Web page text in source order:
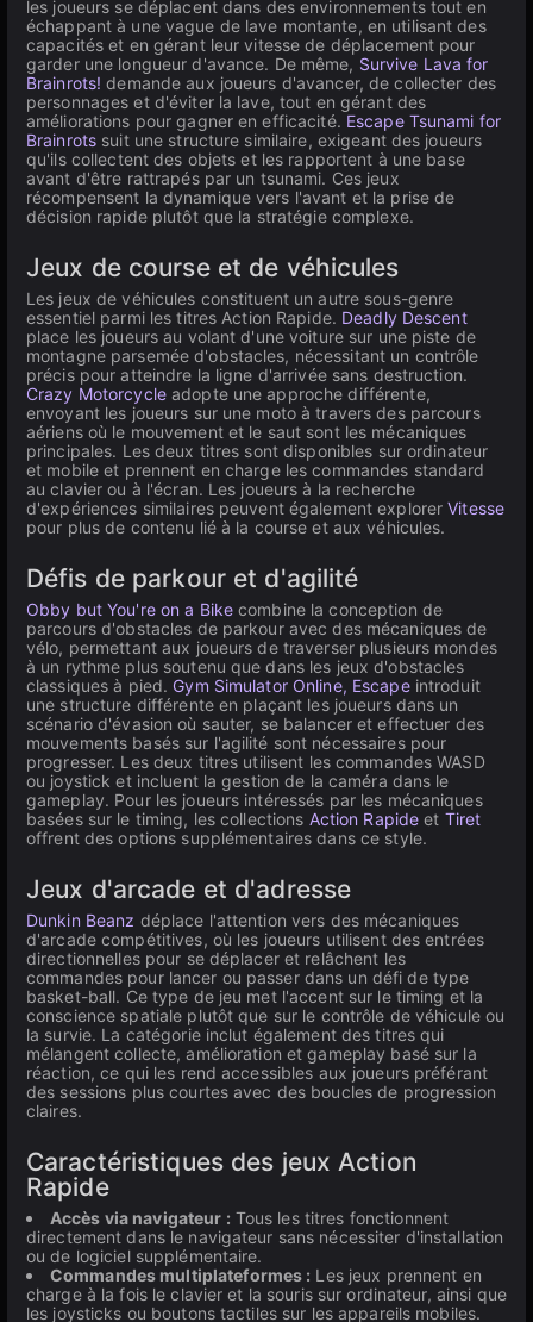
les joueurs se déplacent dans des environnements tout en
échappant à une vague de lave montante, en utilisant des
capacités et en gérant leur vitesse de déplacement pour
garder une longueur d'avance. De même, Survive Lava for
Brainrots! demande aux joueurs d'avancer, de collecter des
personnages et d'éviter la lave, tout en gérant des
améliorations pour gagner en efficacité. Escape Tsunami for
Brainrots suit une structure similaire, exigeant des joueurs
qu'ils collectent des objets et les rapportent à une base
avant d'être rattrapés par un tsunami. Ces jeux
récompensent la dynamique vers l'avant et la prise de
décision rapide plutôt que la stratégie complexe.
Jeux de course et de véhicules
Les jeux de véhicules constituent un autre sous-genre
essentiel parmi les titres Action Rapide. Deadly Descent
place les joueurs au volant d'une voiture sur une piste de
montagne parsemée d'obstacles, nécessitant un contrôle
précis pour atteindre la ligne d'arrivée sans destruction.
Crazy Motorcycleadopte une approche différente,
envoyant les joueurs sur une moto à travers des parcours
aériens où le mouvement et le saut sont les mécaniques
principales. Les deux titres sont disponibles sur ordinateur
et mobile et prennent en charge les commandes standard
au clavier ou à l'écran. Les joueurs à la recherche
d'expériences similaires peuvent également explorerVitesse
pour plus de contenu lié à la course et aux véhicules.
Défis de parkour et d'agilité
Obby but You're on a Bike combine la conception de
parcours d'obstacles de parkour avec des mécaniques de
vélo, permettant aux joueurs de traverser plusieurs mondes
à un rythme plus soutenu que dans les jeux d'obstacles
classiques à pied. Gym Simulator Online, Escapeintroduit
une structure différente en plaçant les joueurs dans un
scénario d'évasion où sauter, se balancer et effectuer des
mouvements basés sur l'agilité sont nécessaires pour
progresser. Les deux titres utilisent les commandes WASD
ou joystick et incluent la gestion de la caméra dans le
gameplay. Pour les joueurs intéressés par les mécaniques
basées sur le timing, les collections Action Rapide et Tiret
offrent des options supplémentaires dans ce style.
Jeux d'arcade et d'adresse
Dunkin Beanz déplace l'attention vers des mécaniques
d'arcade compétitives, où les joueurs utilisent des entrées
directionnelles pour se déplacer et relâchent les
commandes pour lancer ou passer dans un défi de type
basket-ball. Ce type de jeu met l'accent sur le timing et la
conscience spatiale plutôt que sur le contrôle de véhicule ou
la survie. La catégorie inclut également des titres qui
mélangent collecte, amélioration et gameplay basé sur la
réaction, ce qui les rend accessibles aux joueurs préférant
des sessions plus courtes avec des boucles de progression
claires.
Caractéristiques des jeux Action
Rapide
Accès via navigateur : Tous les titres fonctionnent
directement dans le navigateur sans nécessiter d'installation
ou de logiciel supplémentaire.
Commandes multiplateformes : Les jeux prennent en
charge à la fois le clavier et la souris sur ordinateur, ainsi que
les joysticks ou boutons tactiles sur les appareils mobiles.